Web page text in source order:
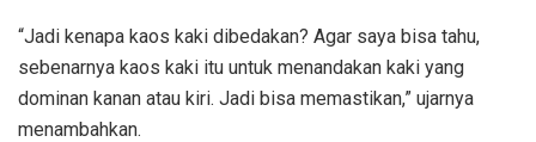
“Jadi kenapa kaos kaki dibedakan? Agar saya bisa tahu,
sebenarnya kaos kaki itu untuk menandakan kaki yang
dominan kanan atau kiri. Jadi bisa memastikan,” ujarnya
menambahkan.